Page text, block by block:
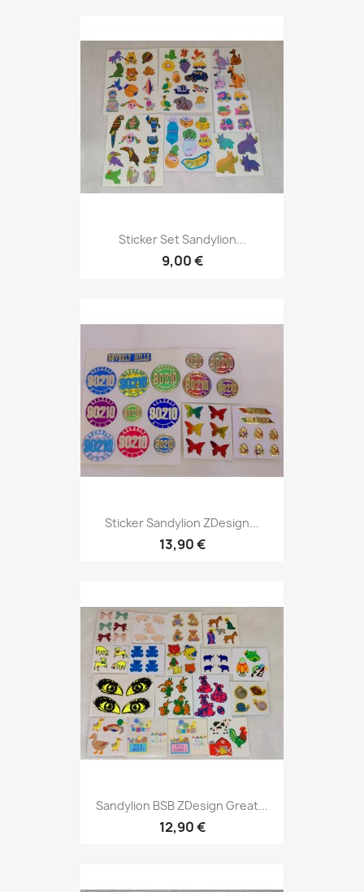
Sticker Set Sandylion...
9,00 €
Sticker Sandylion ZDesign...
13,90 €
Sandylion BSB ZDesign Great...
12,90 €